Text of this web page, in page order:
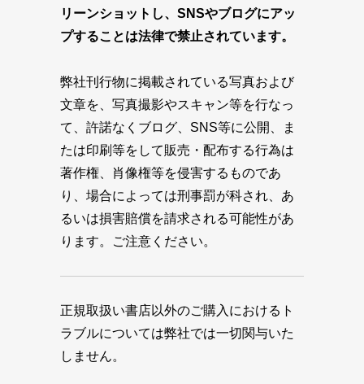
リーンショットし、SNSやブログにアッ
プすることは法律で禁止されています。
弊社刊行物に掲載されている写真および
文章を、写真撮影やスキャン等を行なっ
て、許諾なくブログ、SNS等に公開、ま
たは印刷等をして販売・配布する行為は
著作権、肖像権等を侵害するものであ
り、場合によっては刑事罰が科され、あ
るいは損害賠償を請求される可能性があ
ります。ご注意ください。
正規取扱い書店以外のご購入におけるト
ラブルについては弊社では一切関与いた
しません。